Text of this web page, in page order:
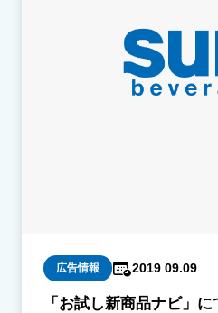
広告情報 2019 09.09
「お試し新商品ナビ」